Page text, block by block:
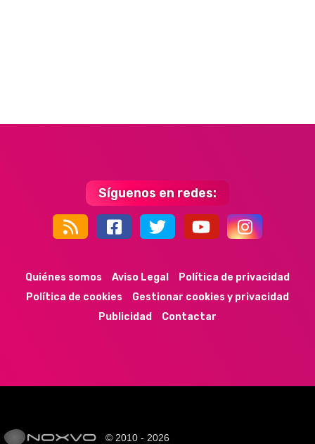
Síguenos en redes:
44k 9k 35k 352
Quiénes somos Aviso Legal
Política de privacidad
Política de cookies
Gestionar cookies y privacidad
Publicidad
Contactar
© 2010 - 2026